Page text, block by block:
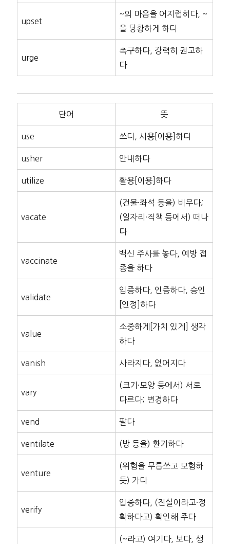
upset
~의 마음을 어지럽히다, ~
을 당황하게 하다
urge
촉구하다, 강력히 권고하
다
단어 뜻
use 쓰다, 사용[이용]하다
usher 안내하다
utilize 활용[이용]하다
vacate
(건물·좌석 등을) 비우다;
(일자리·직책 등에서) 떠나
다
vaccinate
백신 주사를 놓다, 예방 접
종을 하다
validate
입증하다, 인증하다, 승인
[인정]하다
value
소중하게[가치 있게] 생각
하다
vanish 사라지다, 없어지다
vary
(크기·모양 등에서) 서로
다르다; 변경하다
vend 팔다
ventilate (방 등을) 환기하다
venture
(위험을 무릅쓰고 모험하
듯) 가다
verify
입증하다, (진실이라고·정
확하다고) 확인해 주다
(~라고) 여기다, 보다, 생